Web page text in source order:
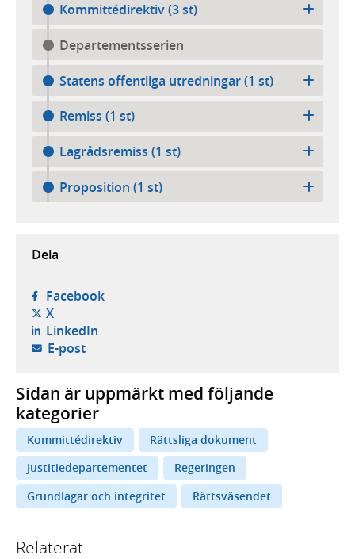
Kommittédirektiv (3 st)
Departementsserien
Statens offentliga utredningar (1 st)
Remiss (1 st)
Lagrådsremiss (1 st)
Proposition (1 st)
Dela
Facebook- öppnas i ny flik, extern webbplats,
X- öppnas i ny flik, extern webbplats,
LinkedIn- öppnas i ny flik, extern webbplats,
E-post- öppnar din e-postklient,
Sidan är uppmärkt med följande
kategorier
Kommittédirektiv
Rättsliga dokument
Justitiedepartementet
Regeringen
Grundlagar och integritet
Rättsväsendet
Relaterat